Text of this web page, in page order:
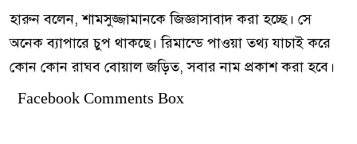
হারুন বলেন, শামসুজ্জামানকে জিজ্ঞাসাবাদ করা হচ্ছে। সে
অনেক ব্যাপারে চুপ থাকছে। রিমান্ডে পাওয়া তথ্য যাচাই করে
কোন কোন রাঘব বোয়াল জড়িত, সবার নাম প্রকাশ করা হবে।
Facebook Comments Box